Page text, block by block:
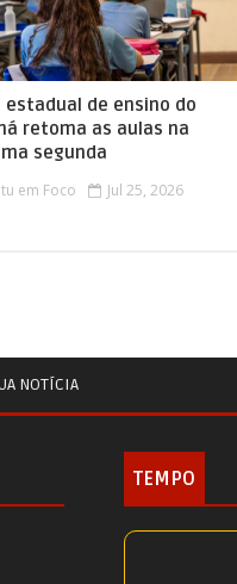
estadual de ensino do
retoma as aulas na
segunda
em Foco Jul 25, 2026
NOTÍCIA
TEMPO